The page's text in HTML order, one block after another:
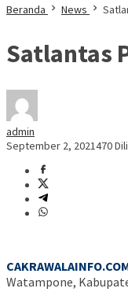
Beranda News
Satlantas
admin
September 2, 2021470
Watampone,